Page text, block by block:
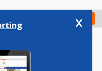
Check in
x